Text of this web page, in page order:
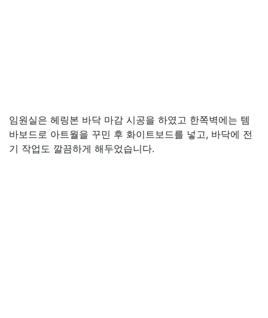
임원실은 헤링본 바닥 마감 시공을 하였고 한쪽벽에는 템
바보드로 아트월을 꾸민 후 화이트보드를 넣고, 바닥에 전
기 작업도 깔끔하게 해두었습니다.